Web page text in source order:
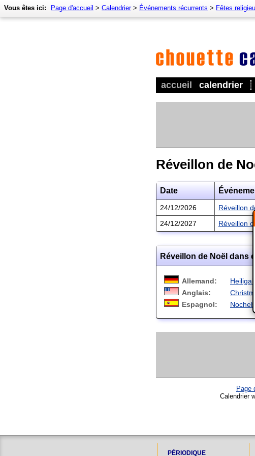
accueil calendrier
Vous êtes ici: Page d'accueil > Calendrier> Événements récurrents > Fêtes
Réveillon de
Date
24/12/2026 Réveillon
24/12/2027
Réveillon
Réveillon de Noël dans
Allemand:
Anglais:
Espagnol:
Page
Calendrier
PÉRIODIQUE